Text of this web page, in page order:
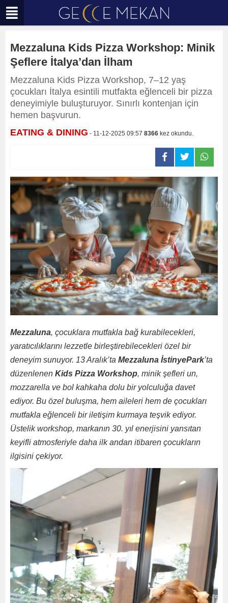
Mezzaluna Kids Pizza Workshop: Minik
Şeflere İtalya’dan İlham
Mezzaluna Kids Pizza Workshop, 7–12 yaş
çocukları İtalya esintili mutfakta eğlenceli bir pizza
deneyimiyle buluşturuyor. Sınırlı kontenjan için
hemen başvurun.
EATING & DINING - 11-12-2025 09:57 8366 kez okundu.
Mezzaluna, çocuklara mutfakla bağ kurabilecekleri,
yaratıcılıklarını lezzetle birleştirebilecekleri özel bir
deneyim sunuyor. 13 Aralık’ta Mezzaluna İstinyePark’ta
düzenlenen Kids Pizza Workshop, minik şefleri un,
mozzarella ve bol kahkaha dolu bir yolculuğa davet
ediyor. Bu özel buluşma, hem aileleri hem de çocukları
mutfakla eğlenceli bir iletişim kurmaya teşvik ediyor.
Üstelik workshop, markanın 30. yıl enerjisini yansıtan
keyifli atmosferiyle daha ilk andan itibaren çocukların
ilgisini çekiyor.